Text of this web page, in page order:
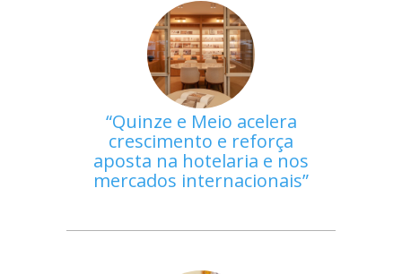
Quinze e Meio acelera
crescimento e reforça
aposta na hotelaria e nos
mercados internacionais